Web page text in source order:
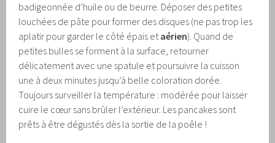
badigeonnée d’huile ou de beurre. Déposer des petites
louchées de pâte pour former des disques (ne pas trop les
aplatir pour garder le côté épais etaérien). Quand de
petites bulles se forment à la surface, retourner
délicatement avec une spatule et poursuivre la cuisson
une à deux minutes jusqu’à belle coloration dorée.
Toujours surveiller la température : modérée pour laisser
cuire le cœur sans brûler l’extérieur. Les pancakes sont
prêts à être dégustés dès la sortie de la poêle !